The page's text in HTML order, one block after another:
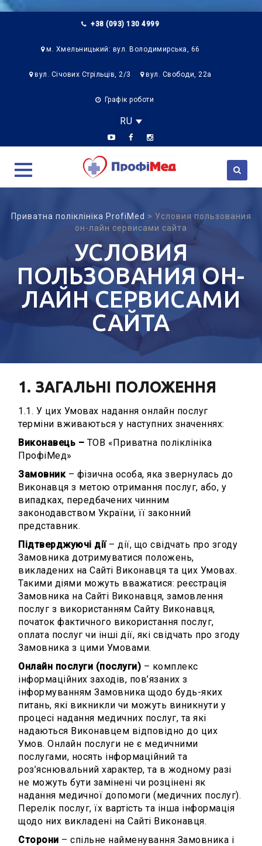
+38 (093) 130 4999
м. Хмельницький: вул. Володимирська, 66
вул. Січових Стрільців, 2/3 вул. Свободи, 22а
Графік роботи
RU
content
Приватна поліклініка ProfiMed > Условия пользования
он-лайн сервисами сайта
УСЛОВИЯ
ПОЛЬЗОВАНИЯ ОН-
ЛАЙН СЕРВИСАМИ
САЙТА
1. ЗАГАЛЬНІ ПОЛОЖЕННЯ
1.1. У цих Умовах надання онлайн послуг
терміни вживаються у наступних значеннях:
Виконавець – ТОВ «Приватна поліклініка
ПрофіМед»
Замовник– фізична особа, яка звернулась до
Виконавця з метою отримання послуг, або, у
випадках, передбачених чинним
законодавством України, її законний
представник.
Підтверджуючі дії– дії, що свідчать про згоду
Замовника дотримуватися положень,
викладених на Сайті Виконавця та цих Умовах.
Такими діями можуть вважатися: реєстрація
Замовника на Сайті Виконавця, замовлення
послуг з використанням Сайту Виконавця,
початок фактичного використання послуг,
оплата послуг чи інші дії, які свідчать про згоду
Замовника з цими Умовами.
Онлайн послуги (послуги) – комплекс
інформаційних заходів, пов’язаних з
інформуванням Замовника щодо будь-яких
питань, які викникли чи можуть виникнути у
процесі надання медичних послуг, та які
надаються Виконавцем відповідно до цих
Умов. Онлайн послуги не є медичними
послугами, носять інформаційний та
роз’яснювальний характер, та в жодному разі
не можуть бути замінені чи розцінені як
надання медичної допомоги (медичних послуг).
Перелік послуг, їх вартість та інша інформація
щодо них викладені на Сайті Виконавця.
Сторони – спільне найменування Замовника і